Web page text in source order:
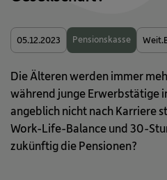
05.12.2023 Pensionskasse
Die Älteren werden immer
während junge Erwerbstätige
angeblich nicht nach Karriere
Work-Life-Balance und 30-
zukünftig die Pensionen?